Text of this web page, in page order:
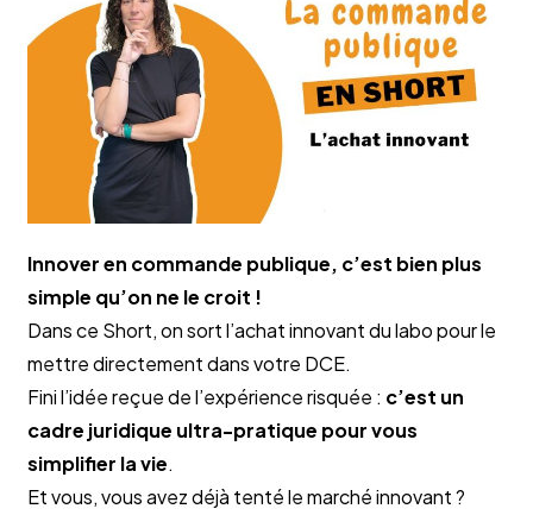
Innover en commande publique, c’est bien plus
simple qu’on ne le croit !
Dans ce Short, on sort l’achat innovant du labo pour le
mettre directement dans votre DCE.
Fini l’idée reçue de l’expérience risquée : c’est un
cadre juridique ultra-pratique pour vous
simplifier la vie.
Et vous, vous avez déjà tenté le marché innovant ?